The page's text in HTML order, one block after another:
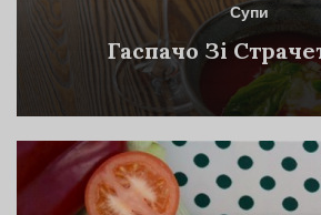
Супи
Гаспачо Зі